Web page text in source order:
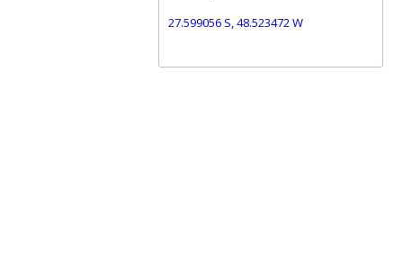
27.599056 S, 48.523472 W